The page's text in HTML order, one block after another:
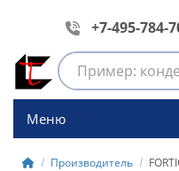
+7-495-784-
Меню
Производитель